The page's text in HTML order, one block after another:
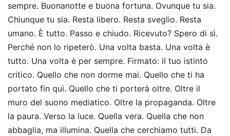
sempre. Buonanotte e buona fortuna. Ovunque tu sia.
Chiunque tu sia. Resta libero. Resta sveglio. Resta
umano. È tutto. Passo e chiudo. Ricevuto? Spero di sì.
Perché non lo ripeterò. Una volta basta. Una volta è
tutto. Una volta è per sempre. Firmato: il tuo istinto
critico. Quello che non dorme mai. Quello che ti ha
portato fin qui. Quello che ti porterà oltre. Oltre il
muro del suono mediatico. Oltre la propaganda. Oltre
la paura. Verso la luce. Quella vera. Quella che non
abbaglia, ma illumina. Quella che cerchiamo tutti. Da